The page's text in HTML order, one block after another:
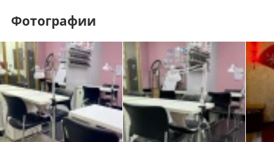
Фотографии